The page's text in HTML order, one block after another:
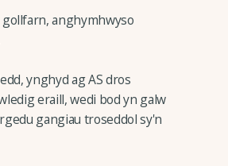
anghymhwyso
ynghyd ag AS dros
eraill, wedi bod yn galw
gangiau troseddol sy'n